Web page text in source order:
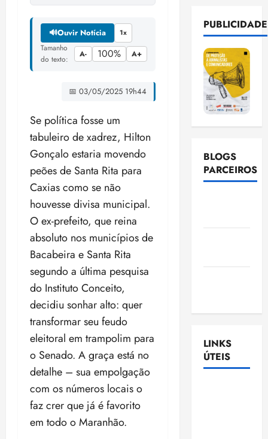
🔊Ouvir Notícia 1x
Tamanho
do texto:
A- 100% A+
📅 03/05/2025 19h44
Se política fosse um
tabuleiro de xadrez, Hilton
Gonçalo estaria movendo
peões de Santa Rita para
Caxias como se não
houvesse divisa municipal.
O ex-prefeito, que reina
absoluto nos municípios de
Bacabeira e Santa Rita
segundo a última pesquisa
do Instituto Conceito,
decidiu sonhar alto: quer
transformar seu feudo
eleitoral em trampolim para
o Senado. A graça está no
detalhe – sua empolgação
com os números locais o
faz crer que já é favorito
em todo o Maranhão.
PUBLICIDADE
BLOGS
PARCEIROS
LINKS
ÚTEIS